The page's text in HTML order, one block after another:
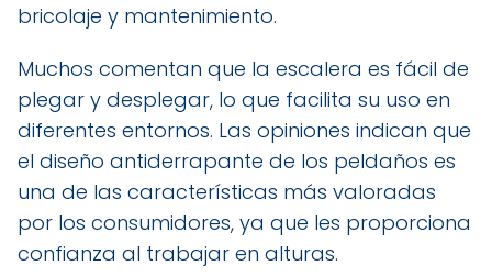
bricolaje y mantenimiento.
Muchos comentan que la escalera es fácil de
plegar y desplegar, lo que facilita su uso en
diferentes entornos. Las opiniones indican que
el diseño antiderrapante de los peldaños es
una de las características más valoradas
por los consumidores, ya que les proporciona
confianza al trabajar en alturas.